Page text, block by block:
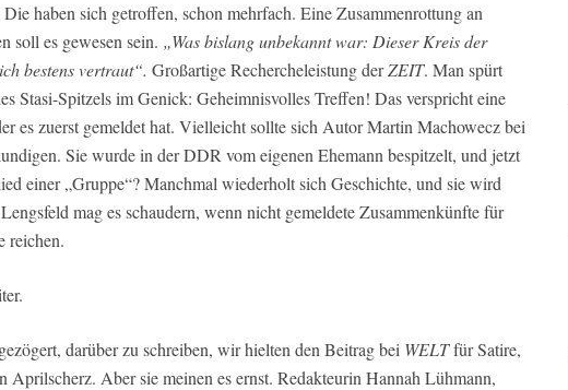
Die haben sich getroffen, schon mehrfach. Eine Zusammenrottung an
soll es gewesen sein. „Was bislang unbekannt war: Dieser Kreis der
bestens vertraut“. Großartige Rechercheleistung derZEIT. Man spürt
Stasi-Spitzels im Genick: Geheimnisvolles Treffen! Das verspricht eine
es zuerst gemeldet hat. Vielleicht sollte sich Autor Martin Machowecz bei
Sie wurde in der DDR vom eigenen Ehemann bespitzelt, und jetzt
einer „Gruppe“? Manchmal wiederholt sich Geschichte, und sie wird
mag es schaudern, wenn nicht gemeldete Zusammenkünfte für
reichen.
darüber zu schreiben, wir hielten den Beitrag bei WELTfür Satire,
Aprilscherz. Aber sie meinen es ernst. Redakteurin Hannah Lühmann,